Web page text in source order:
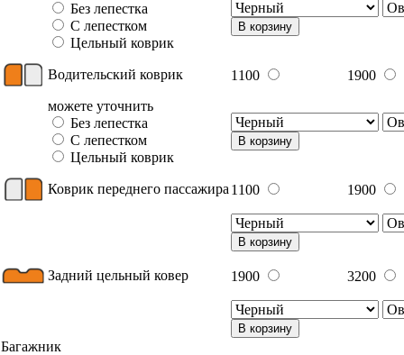
Без лепестка
С лепестком
Цельный коврик
В корзину
Водительский коврик 1100
1900
можете уточнить
Без лепестка
С лепестком
Цельный коврик
В корзину
Коврик переднего пассажира 1100 1900
В корзину
Задний цельный ковер 1900 3200
В корзину
Багажник